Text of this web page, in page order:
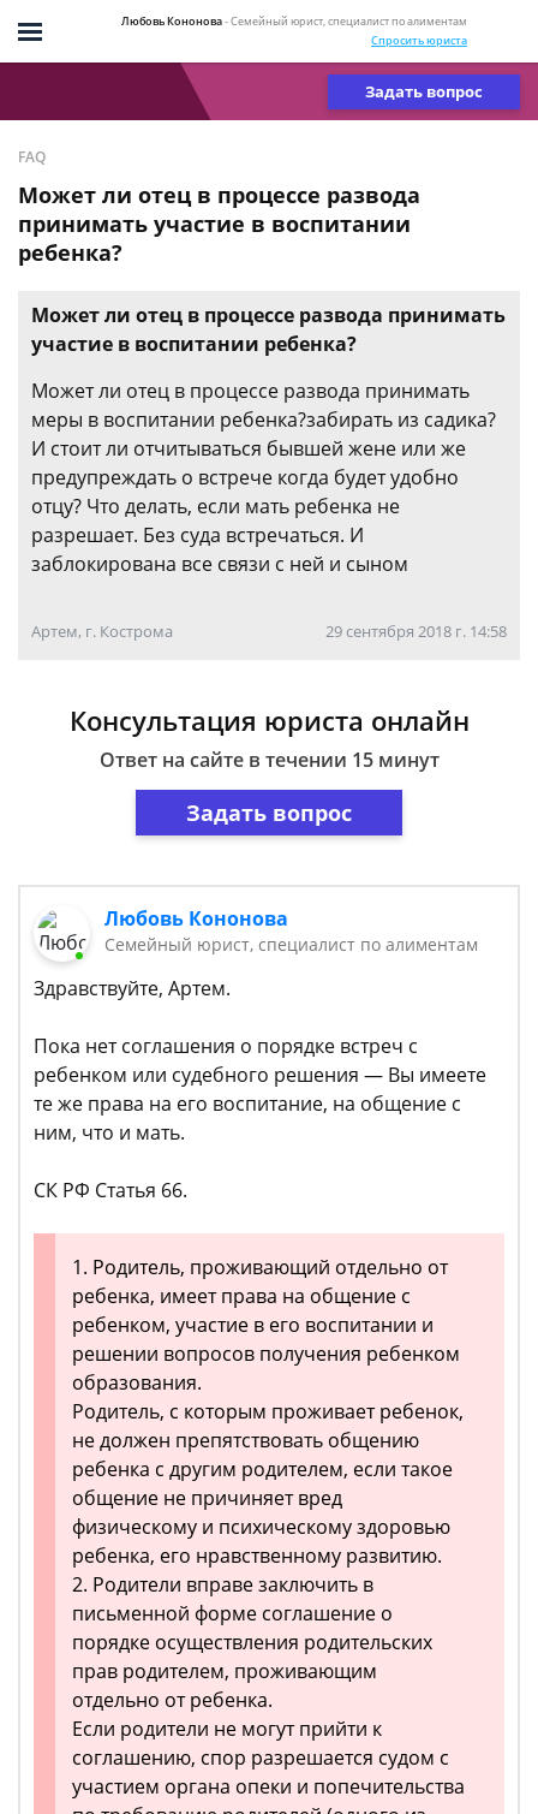
Любовь Кононова- Семейный юрист, специалист по алиментам
Спросить юриста
Задать вопрос
FAQ
Может ли отец в процессе развода
принимать участие в воспитании
ребенка?
Может ли отец в процессе развода принимать
участие в воспитании ребенка?
Может ли отец в процессе развода принимать
меры в воспитании ребенка?забирать из садика?
И стоит ли отчитываться бывшей жене или же
предупреждать о встрече когда будет удобно
отцу? Что делать, если мать ребенка не
разрешает. Без суда встречаться. И
заблокирована все связи с ней и сыном
Артем, г. Кострома 29 сентября 2018 г. 14:58
Консультация юриста онлайн
Ответ на сайте в течении 15 минут
Задать вопрос
Любовь Кононова
Семейный юрист, специалист по алиментам
Здравствуйте, Артем.
Пока нет соглашения о порядке встреч с
ребенком или судебного решения — Вы имеете
те же права на его воспитание, на общение с
ним, что и мать.
СК РФ Статья 66.
1. Родитель, проживающий отдельно от
ребенка, имеет права на общение с
ребенком, участие в его воспитании и
решении вопросов получения ребенком
образования.
Родитель, с которым проживает ребенок,
не должен препятствовать общению
ребенка с другим родителем, если такое
общение не причиняет вред
физическому и психическому здоровью
ребенка, его нравственному развитию.
2. Родители вправе заключить в
письменной форме соглашение о
порядке осуществления родительских
прав родителем, проживающим
отдельно от ребенка.
Если родители не могут прийти к
соглашению, спор разрешается судом с
участием органа опеки и попечительства